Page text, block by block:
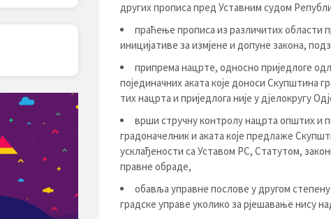
других прописа пред Уставним судом
праћење прописа из различитих области
иницијативе за измјене и допуне закона,
припрема нацрте, односно приједлоге
појединачних аката које доноси Скупштина
тих нацрта и приједлога није у дјелокругу
врши стручну контролу нацрта општих и
градоначелник и аката које предлаже
усклађености са Уставом РС, Статутом,
правне обраде,
обавља управне послове у другом
градске управе уколико за рјешавање нису